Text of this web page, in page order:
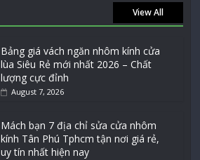
View All
Bảng giá vách ngăn nhôm kính cửa
lùa Siêu Rẻ mới nhất 2026 – Chất
lượng cực đỉnh
August 7, 2026
Mách bạn 7 địa chỉ sửa cửa nhôm
kính Tân Phú Tphcm tận nơi giá rẻ,
uy tín nhất hiện nay